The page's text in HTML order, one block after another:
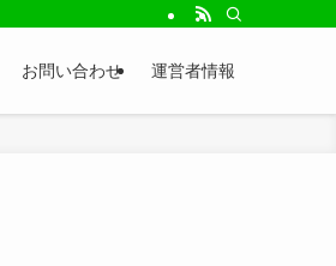
お問い合わせ 運営者情報